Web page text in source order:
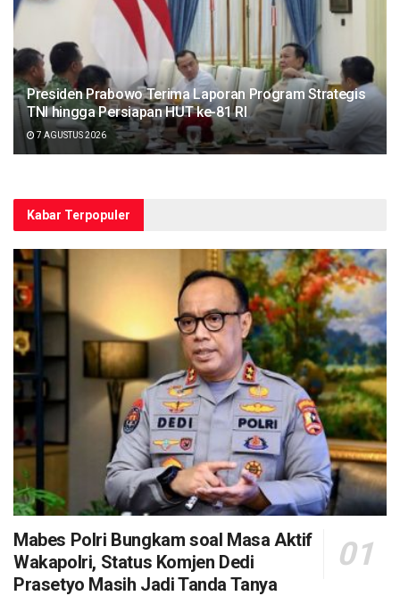
Presiden Prabowo Terima Laporan Program Strategis
TNI hingga Persiapan HUT ke-81 RI
7 AGUSTUS 2026
Kabar Terpopuler
Mabes Polri Bungkam soal Masa Aktif
Wakapolri, Status Komjen Dedi
Prasetyo Masih Jadi Tanda Tanya